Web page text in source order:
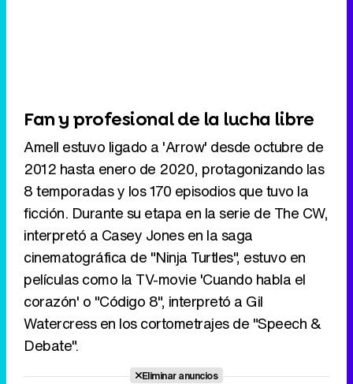
Fan y profesional de la lucha libre
Amell estuvo ligado a 'Arrow' desde octubre de
2012 hasta enero de 2020, protagonizando las
8 temporadas y los 170 episodios que tuvo la
ficción. Durante su etapa en la serie de The CW,
interpretó a Casey Jones en la saga
cinematográfica de "Ninja Turtles", estuvo en
películas como la TV-movie 'Cuando habla el
corazón' o "Código 8", interpretó a Gil
Watercress en los cortometrajes de "Speech &
Debate".
Eliminar anuncios